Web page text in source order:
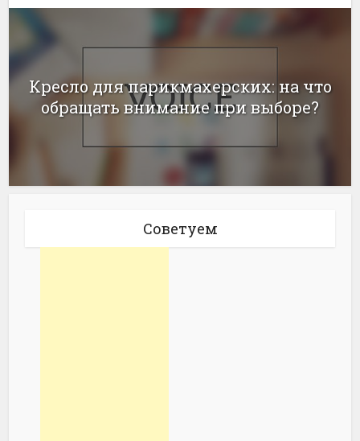
Кресло для парикмахерских: на что
обращать внимание при выборе?
Советуем